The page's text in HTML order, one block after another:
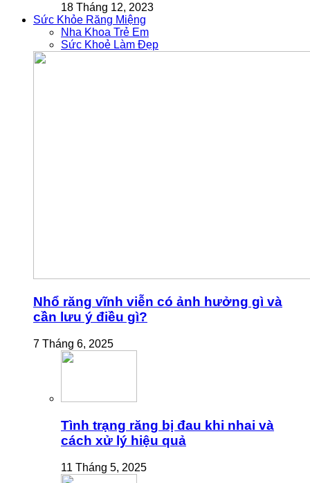
18 Tháng 12, 2023
Sức Khỏe Răng Miệng
Nha Khoa Trẻ Em
Sức Khoẻ Làm Đẹp
Nhổ răng vĩnh viễn có ảnh hưởng gì và
cần lưu ý điều gì?
7 Tháng 6, 2025
Tình trạng răng bị đau khi nhai và
cách xử lý hiệu quả
11 Tháng 5, 2025